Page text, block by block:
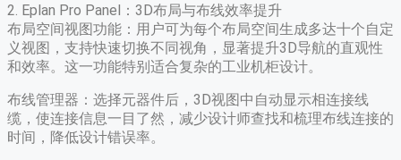
2. Eplan Pro Panel：3D布局与布线效率提升
​布局空间视图功能​：用户可为每个布局空间生成多达十个自定
义视图，支持快速切换不同视角，显著提升3D导航的直观性
和效率。这一功能特别适合复杂的工业机柜设计。
​布线管理器​：选择元器件后，3D视图中自动显示相连接线
缆，使连接信息一目了然，减少设计师查找和梳理布线连接的
时间，降低设计错误率。